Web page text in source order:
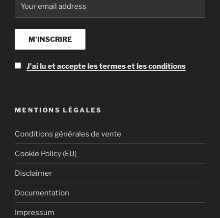
J'ai lu et accepte les termes et les conditions
MENTIONS LÉGALES
Conditions générales de vente
Cookie Policy (EU)
Disclaimer
Documentation
Impressum